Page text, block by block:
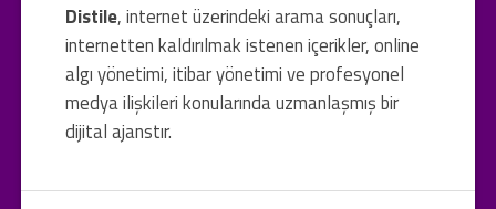
Distile, internet üzerindeki arama sonuçları,
internetten kaldırılmak istenen içerikler, online
algı yönetimi, itibar yönetimi ve profesyonel
medya ilişkileri konularında uzmanlaşmış bir
dijital ajanstır.